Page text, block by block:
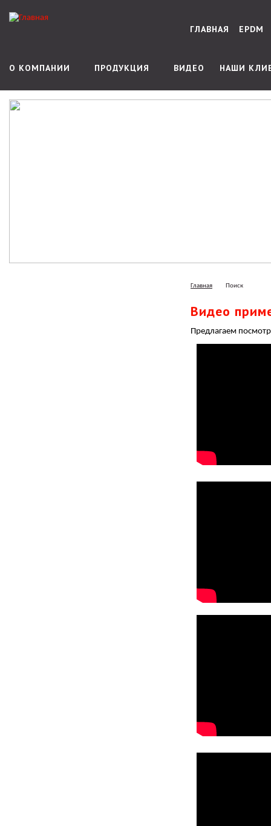
ГЛАВНАЯ EPDM
О КОМПАНИИ ПРОДУКЦИЯ ВИДЕО НАШИ
Главная Поиск
Видео
Предлагаем